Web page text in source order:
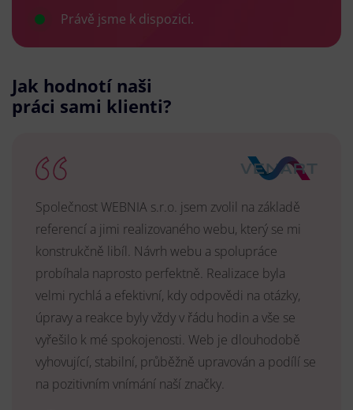
Právě jsme k dispozici.
Jak hodnotí naši
práci sami klienti?
Společnost WEBNIA s.r.o. jsem zvolil na základě
referencí a jimi realizovaného webu, který se mi
konstrukčně libíl. Návrh webu a spolupráce
probíhala naprosto perfektně. Realizace byla
velmi rychlá a efektivní, kdy odpovědi na otázky,
úpravy a reakce byly vždy v řádu hodin a vše se
vyřešilo k mé spokojenosti. Web je dlouhodobě
vyhovující, stabilní, průběžně upravován a podílí se
na pozitivním vnímání naší značky.